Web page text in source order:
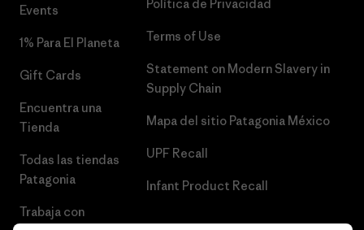
Events
1% Para El Planeta
Gift Cards
Encuentra una
Tienda
Todas las tiendas
Patagonia
Trabaja con
Política de Privacidad
Terms of Use
Statement on Modern Slavery in
Supply Chain
Mapa del sitio Patagonia México
UPF Recall
Infant Product Recall